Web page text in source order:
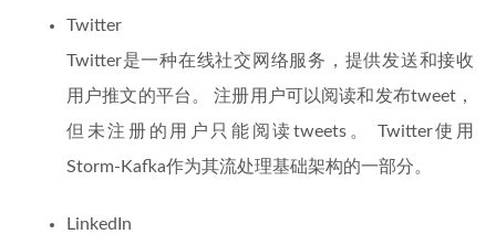
Twitter
Twitter是一种在线社交网络服务，提供发送和接收
用户推文的平台。 注册用户可以阅读和发布tweet，
但未注册的用户只能阅读tweets。 Twitter使用
Storm-Kafka作为其流处理基础架构的一部分。
LinkedIn